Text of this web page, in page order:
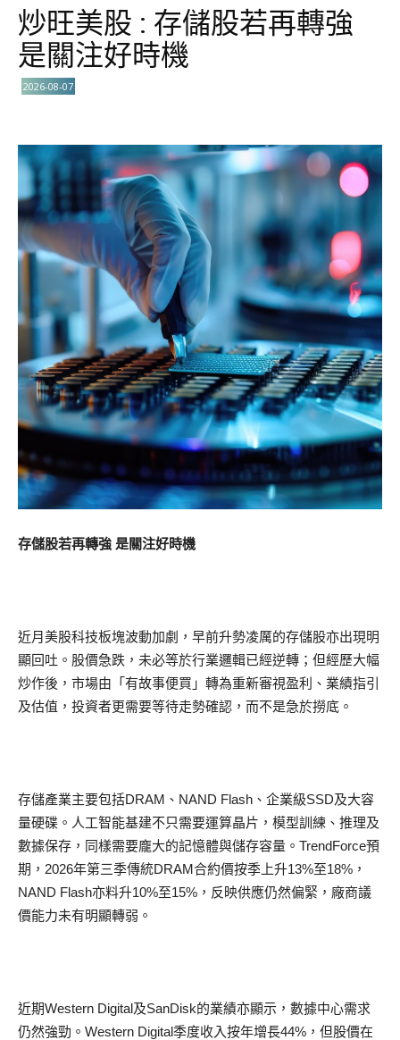
炒旺美股 : 存儲股若再轉強
是關注好時機
2026-08-07
存儲股若再轉強 是關注好時機
近月美股科技板塊波動加劇，早前升勢凌厲的存儲股亦出現明
顯回吐。股價急跌，未必等於行業邏輯已經逆轉；但經歷大幅
炒作後，市場由「有故事便買」轉為重新審視盈利、業績指引
及估值，投資者更需要等待走勢確認，而不是急於撈底。
存儲產業主要包括DRAM、NAND Flash、企業級SSD及大容
量硬碟。人工智能基建不只需要運算晶片，模型訓練、推理及
數據保存，同樣需要龐大的記憶體與儲存容量。TrendForce預
期，2026年第三季傳統DRAM合約價按季上升13%至18%，
NAND Flash亦料升10%至15%，反映供應仍然偏緊，廠商議
價能力未有明顯轉弱。
近期Western Digital及SanDisk的業績亦顯示，數據中心需求
仍然強勁。Western Digital季度收入按年增長44%，但股價在